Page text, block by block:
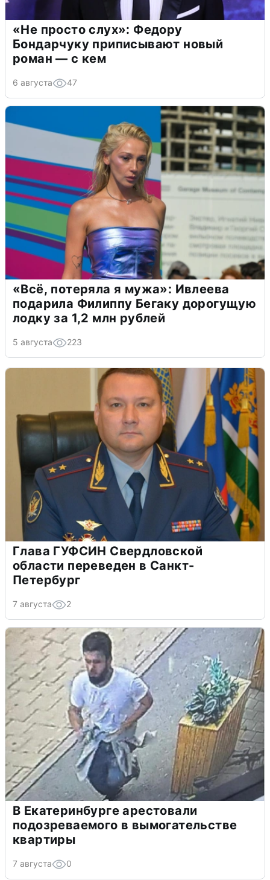
«Не просто слух»: Федору
Бондарчуку приписывают новый
роман — с кем
6 августа 47
«Всё, потеряла я мужа»: Ивлеева
подарила Филиппу Бегаку дорогущую
лодку за 1,2 млн рублей
5 августа 223
Глава ГУФСИН Свердловской
области переведен в Санкт-
Петербург
7 августа 2
В Екатеринбурге арестовали
подозреваемого в вымогательстве
квартиры
7 августа 0